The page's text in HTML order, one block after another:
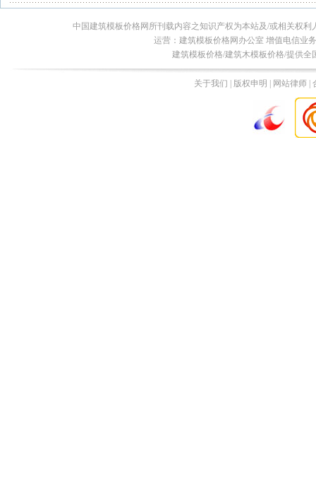
中国建筑模板价格网所刊载内容之知识产权为本站及/或相关权
运营：建筑模板价格网办公室 增值电信业
建筑模板价格/建筑木模板价格/提供
关于我们 | 版权申明 | 网站律师 |